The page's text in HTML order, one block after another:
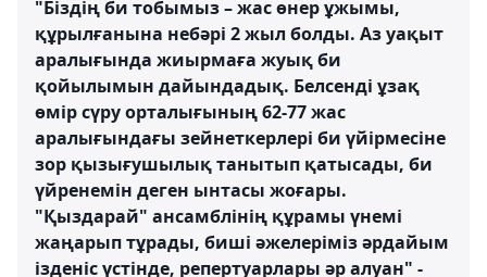
"Біздің би тобымыз – жас өнер ұжымы,
құрылғанына небәрі 2 жыл болды. Аз уақыт
аралығында жиырмаға жуық би
қойылымын дайындадық. Белсенді ұзақ
өмір сүру орталығының 62-77 жас
аралығындағы зейнеткерлері би үйірмесіне
зор қызығушылық танытып қатысады, би
үйренемін деген ынтасы жоғары.
"Қыздарай" ансамблінің құрамы үнемі
жаңарып тұрады, биші әжелеріміз әрдайым
ізденіс үстінде, репертуарлары әр алуан" -